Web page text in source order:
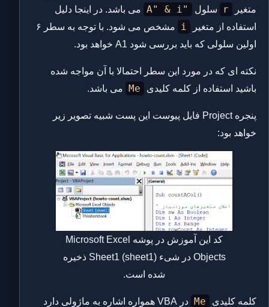
متغیر
r سلول "A" & i
می باشد. در اینجا دلیل
استفاده از متغیر
i
مشخص می شود. با توجه به سطر ۶
اولین سلولی که باید بررسی شود A1 خواهد بود.
نکته ای که در مورد این سطر احتمالا با آن مواجه شده
باشید استفاده از کلمه کلیدی
Me می باشد.
پنجره Project فایل پیوست این پست شبیه تصویر زیر
خواهد بود:
کد این آموزش در پوشه Microsoft Excel
Objects در شیء Sheet1 (sheet1) ذخیره
شده است.
کلمه کلیدی Me
در VBA همواره اشاره به ماژولی دارد